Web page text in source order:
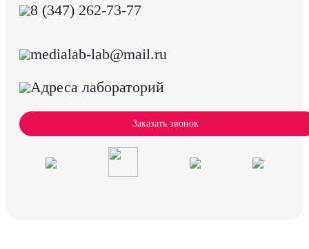
8 (347) 262-73-77
medialab-lab@mail.ru
Адреса лабораторий
Заказать звонок